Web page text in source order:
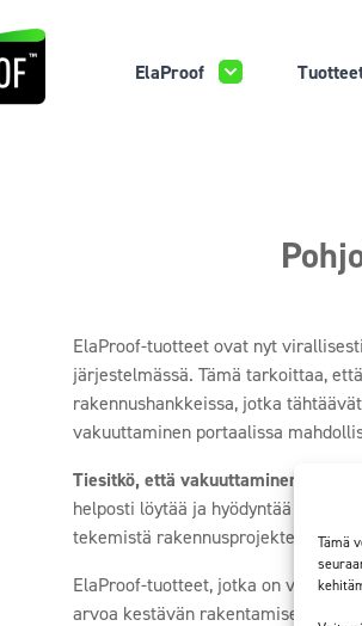
Tämä
ElaProof
ElaProof-tuotteet ovat nyt
järjestelmässä. Tämä tarkoittaa,
rakennushankkeissa, jotka
vakuuttaminen portaalissa
Tiesitkö, että vakuuttaminen SCDP-
helposti löytää ja hyödyntää
tekemistä rakennusprojekteissa.
ElaProof-tuotteet, jotka on
arvoa kestävän rakentamisen